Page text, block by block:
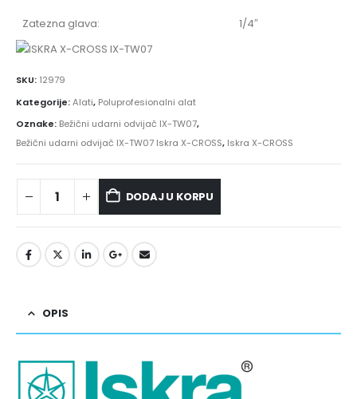
Zatezna glava: 1/4″
SKU: 12979
Kategorije:Alati, Poluprofesionalni alat
Oznake: Bežični udarni odvijač IX-TW07,
Bežični udarni odvijač IX-TW07 Iskra X-CROSS, Iskra X-CROSS
DODAJ U KORPU
OPIS